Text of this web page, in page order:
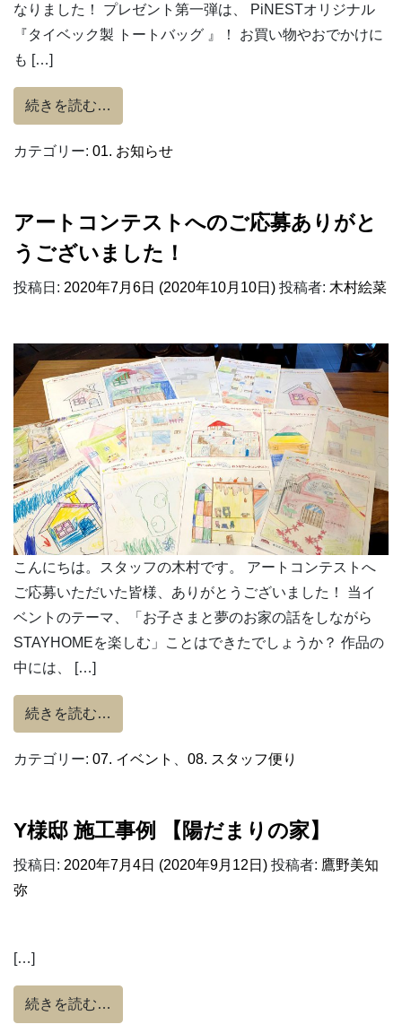
なりました！ プレゼント第一弾は、 PiNESTオリジナル
『タイベック製 トートバッグ 』！ お買い物やおでかけに
も […]
続きを読む…
カテゴリー: 01. お知らせ
アートコンテストへのご応募ありがと
うございました！
投稿日: 2020年7月6日 (2020年10月10日) 投稿者: 木村絵菜
こんにちは。スタッフの木村です。 アートコンテストへ
ご応募いただいた皆様、ありがとうございました！ 当イ
ベントのテーマ、「お子さまと夢のお家の話をしながら
STAYHOMEを楽しむ」ことはできたでしょうか？ 作品の
中には、 […]
続きを読む…
カテゴリー: 07. イベント 08. スタッフ便り
Y様邸 施工事例 【陽だまりの家】
投稿日: 2020年7月4日 (2020年9月12日) 投稿者: 鷹野美知
弥
[…]
続きを読む…